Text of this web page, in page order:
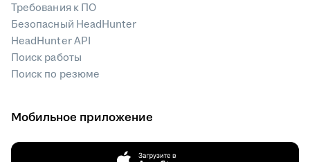
Требования к ПО
Безопасный HeadHunter
HeadHunter API
Поиск работы
Поиск по резюме
Мобильное приложение